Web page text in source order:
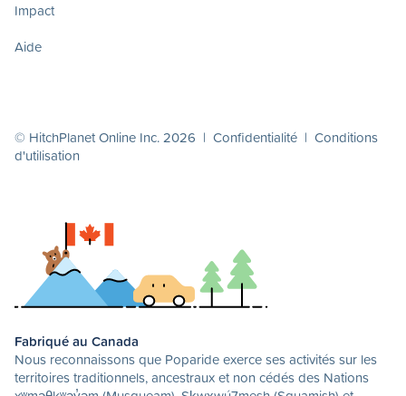
Impact
Aide
© HitchPlanet Online Inc. 2026 | Confidentialité | Conditions
d'utilisation
Fabriqué au Canada
Nous reconnaissons que Poparide exerce ses activités sur les
territoires traditionnels, ancestraux et non cédés des Nations